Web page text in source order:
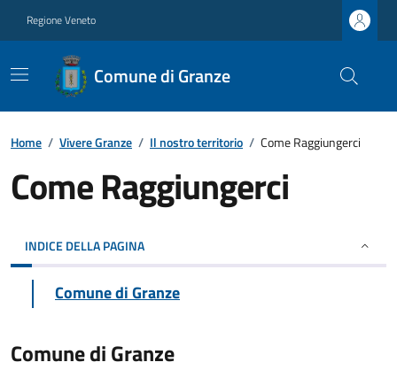
Regione Veneto
Comune di Granze
Home / Vivere Granze / Il nostro territorio / Come Raggiungerci
Come Raggiungerci
INDICE DELLA PAGINA
Comune di Granze
Comune di Granze